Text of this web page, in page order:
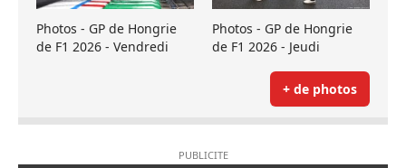
Photos - GP de Hongrie
de F1 2026 - Vendredi
Photos - GP de Hongrie
de F1 2026 - Jeudi
+ de photos